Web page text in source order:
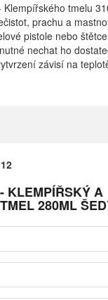
Klempířského tmelu
prachu a
pistole nebo
nechat ho
závisí na
12
KLEMPÍŘSKÝ A
280ML